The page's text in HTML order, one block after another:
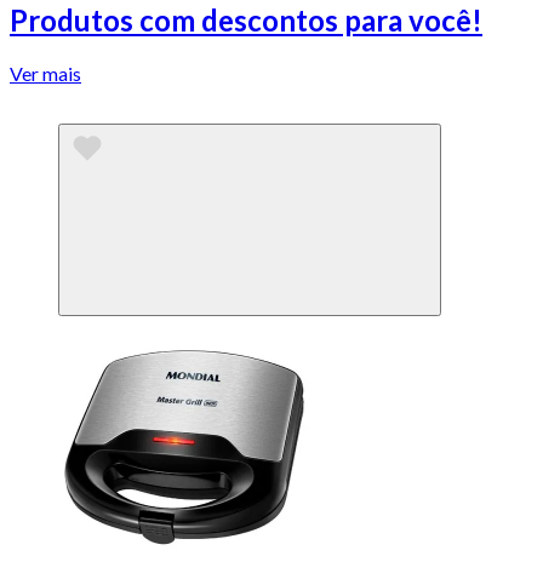
Produtos com descontos para você!
Ver mais